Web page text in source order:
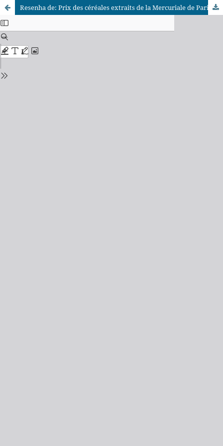
Resenha de: Prix des céréales extraits de la Mercuriale de Paris (1520-1698)